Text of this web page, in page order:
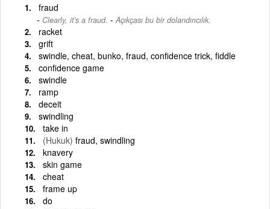
fraud
Clearly, it's a fraud. - Açıkçası bu bir dolandırıcılık.
racket
grift
swindle, cheat, bunko, fraud, confidence trick, fiddle
confidence game
swindle
ramp
deceit
swindling
take in
(Hukuk) fraud, swindling
knavery
skin game
cheat
frame up
do